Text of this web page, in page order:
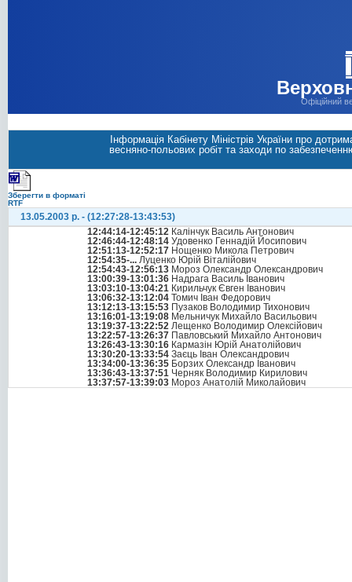
Офіційний
Інформація Кабінету Міністрів України про
весняно-польових робіт та заходи по
Зберегти в форматі
RTF
13.05.2003 р. - (12:27:28-13:43:53)
12:44:14-12:45:12 Калінчук Василь Антонович
12:46:44-12:48:14 Удовенко Геннадій Йосипович
12:51:13-12:52:17 Нощенко Микола Петрович
12:54:35-... Луценко Юрій Віталійович
12:54:43-12:56:13 Мороз Олександр Олександрович
13:00:39-13:01:36 Надрага Василь Іванович
13:03:10-13:04:21 Кирильчук Євген Іванович
13:06:32-13:12:04 Томич Іван Федорович
13:12:13-13:15:53 Пузаков Володимир Тихонович
13:16:01-13:19:08 Мельничук Михайло Васильович
13:19:37-13:22:52 Лещенко Володимир Олексійович
13:22:57-13:26:37 Павловський Михайло Антонович
13:26:43-13:30:16 Кармазін Юрій Анатолійович
13:30:20-13:33:54 Заєць Іван Олександрович
13:34:00-13:36:35 Борзих Олександр Іванович
13:36:43-13:37:51 Черняк Володимир Кирилович
13:37:57-13:39:03 Мороз Анатолій Миколайович